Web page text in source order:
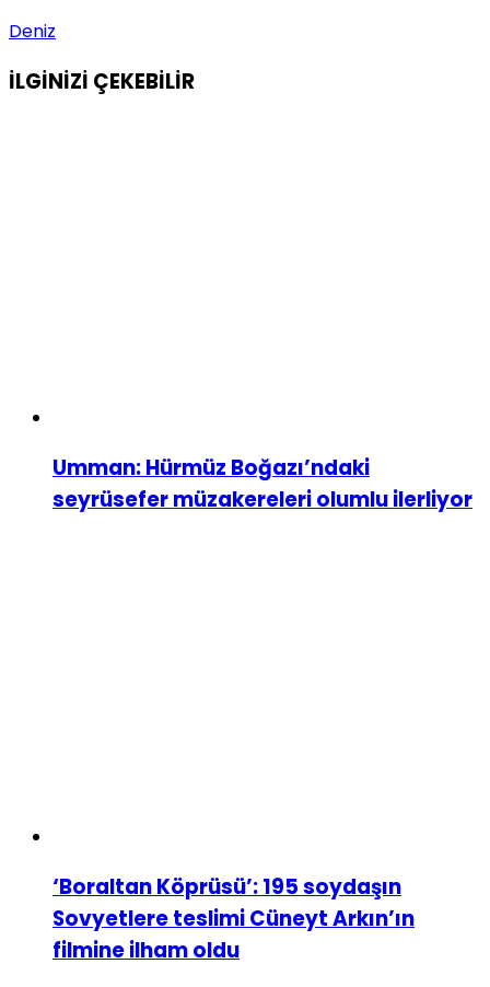
Deniz
İLGİNİZİ ÇEKEBİLİR
Umman: Hürmüz Boğazı’ndaki
seyrüsefer müzakereleri olumlu ilerliyor
‘Boraltan Köprüsü’: 195 soydaşın
Sovyetlere teslimi Cüneyt Arkın’ın
filmine ilham oldu